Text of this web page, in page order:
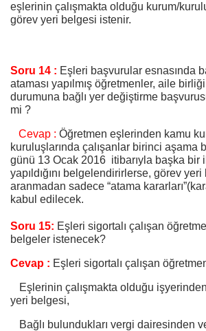
eşlerinin çalışmakta olduğu kurum/
görev yeri belgesi istenir.
Soru 14 : Eşleri başvurular esnasında
ataması yapılmış öğretmenler, aile
durumuna bağlı yer değiştirme
mi ?
Cevap : Öğretmen eşlerinden kamu
kuruluşlarında çalışanlar birinci aşama
günü 13 Ocak 2016 itibarıyla başka bir
yapıldığını belgelendirirlerse, görev
aranmadan sadece “atama
kabul edilecek.
Soru 15: Eşleri sigortalı çalışan
belgeler istenecek?
Cevap : Eşleri sigortalı çalışan
Eşlerinin çalışmakta olduğu
yeri belgesi,
Bağlı bulundukları vergi dairesinden